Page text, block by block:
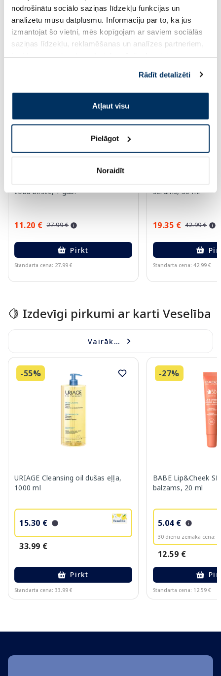
nodrošinātu sociālo saziņas līdzekļu funkcijas un
analizētu mūsu datplūsmu. Informāciju par to, kā jūs
izmantojat šo vietni, mēs kopīgojam ar saviem sociālās
saziņas līdzekļu, reklamēšanas un analīzes partneriem,
pakalpojumus. Ja piekrītat šo papildu sīkdatņu
izmantošanai, lūdzu, atzīmējiet savu izvēli:
Rādīt detalizēti
Atļaut visu
Pielāgot
Noraidīt
Page 1 of 10
Augsti novērtēti kategorijā
zobu birste, 1 gab.
11.20 € 27.99 €
Pirkt
Standarta cena: 27.99 €
-55%
serums, 30 ml
19.35 € 42.99 €
Standarta cena: 42.99 €
🍋 Izdevīgi pirkumi ar karti Veselība
Vairāk...
-55%
URIAGE Cleansing oil dušas eļļa,
1000 ml
15.30 €
33.99 €
Pirkt
Standarta cena: 33.99 €
-27%
BABE Lip&Cheek
balzams, 20 ml
5.04 €
30 dienu zemākā cena:
12.59 €
Standarta cena: 12.59 €